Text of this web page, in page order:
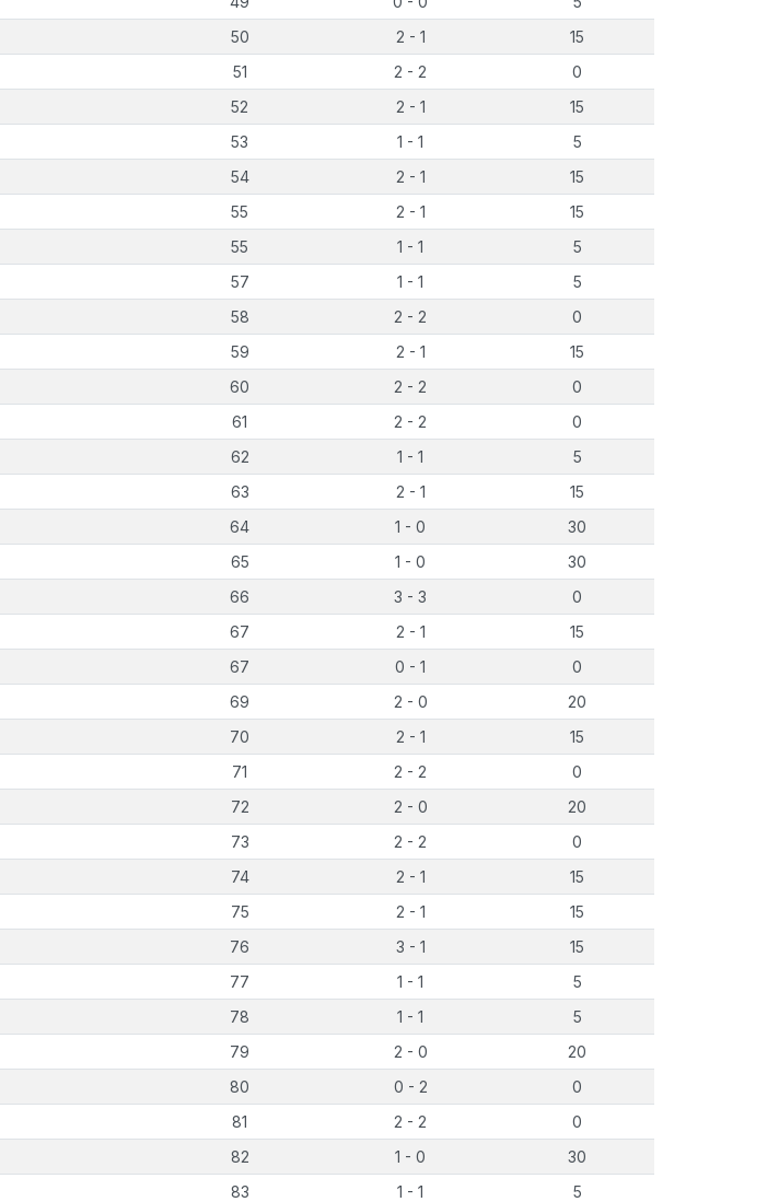
50 2 - 1
15
51 2 - 2
0
52 2 - 1
15
53 1 - 1
5
54 2 - 1
15
55 2 - 1
15
55 1 - 1
5
57 1 - 1
5
58 2 - 2
0
59 2 - 1
15
60 2 - 2
0
61 2 - 2
0
62 1 - 1
5
63 2 - 1
15
64 1 - 0
30
65 1 - 0
30
66 3 - 3
0
67 2 - 1
15
67 0 - 1
0
69 2 - 0
20
70 2 - 1
15
71 2 - 2
0
72 2 - 0
20
73 2 - 2
0
74 2 - 1
15
75 2 - 1
15
76 3 - 1
15
77 1 - 1
5
78 1 - 1
5
79 2 - 0
20
80 0 - 2
0
81 2 - 2
0
82 1 - 0
30
83 1 - 1
5